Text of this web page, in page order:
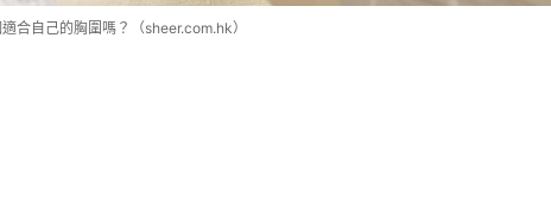
合自己的胸圍嗎？（sheer.com.hk）